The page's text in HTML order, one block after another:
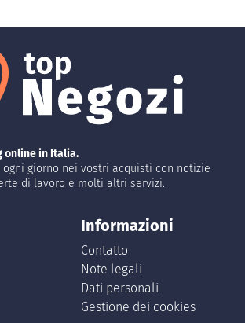
online in Italia.
ogni giorno nei vostri acquisti con notizie
di lavoro e molti altri servizi.
Informazioni
Contatto
Note legali
Dati personali
Gestione dei cookies